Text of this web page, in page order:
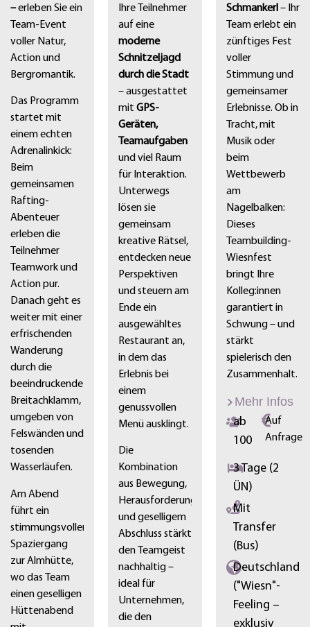
–erleben Sie ein
Team-Event
voller Natur,
Action und
Bergromantik.
Das Programm
startet mit
einem echten
Adrenalinkick:
Beim
gemeinsamen
Rafting-
Abenteuer
erleben die
Teilnehmer
Teamwork und
Action pur.
Danach geht es
weiter mit einer
erfrischenden
Wanderung
durch die
beeindruckende
Breitachklamm,
umgeben von
Felswänden und
tosenden
Wasserläufen.
Am Abend
führt ein
stimmungsvoller
Spaziergang
zur Almhütte,
wo das Team
einen geselligen
Hüttenabend
Ihre Teilnehmer
auf eine
moderne
Schnitzeljagd
durch die Stadt
– ausgestattet
mit GPS-
Geräten,
Teamaufgaben
und viel Raum
für Interaktion.
Unterwegs
lösen sie
gemeinsam
kreative Rätsel,
entdecken neue
Perspektiven
und steuern am
Ende ein
ausgewähltes
Restaurant an,
in dem das
Erlebnis bei
einem
genussvollen
Menü ausklingt.
Die
Kombination
aus Bewegung,
Herausforderung
und geselligem
Abschluss stärkt
den Teamgeist
nachhaltig –
ideal für
Unternehmen,
die den
Schmankerl – Ihr
Team erlebt ein
zünftiges Fest
voller
Stimmung und
gemeinsamer
Erlebnisse. Ob in
Tracht, mit
Musik oder
beim
Wettbewerb
am
Nagelbalken:
Dieses
Teambuilding-
Wiesnfest
bringt Ihre
Kolleg:innen
garantiert in
Schwung – und
stärkt
spielerisch den
Zusammenhalt.
Mehr Infos
ab
100
Auf
Anfrage
3 Tage (2
ÜN)
Mit
Transfer
(Bus)
Deutschland
("Wiesn"-
Feeling –
exklusiv